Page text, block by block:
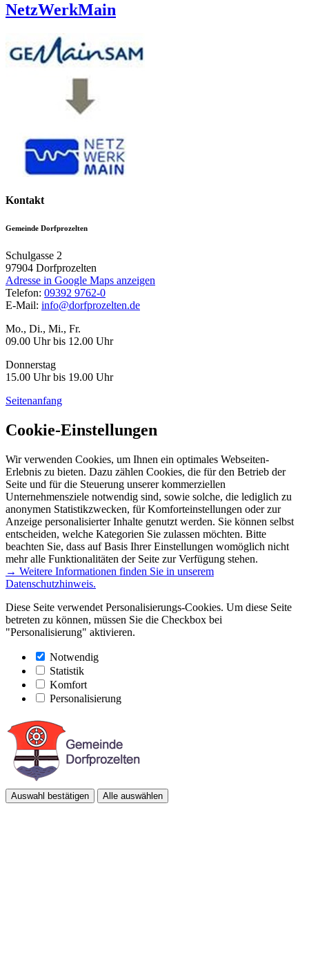
NetzWerkMain
Kontakt
Gemeinde Dorfprozelten
Schulgasse 2
97904 Dorfprozelten
Adresse in Google Maps anzeigen
Telefon: 09392 9762-0
E-Mail: info@dorfprozelten.de
Mo., Di., Mi., Fr.
09.00 Uhr bis 12.00 Uhr
Donnerstag
15.00 Uhr bis 19.00 Uhr
Seitenanfang
Cookie-Einstellungen
Wir verwenden Cookies, um Ihnen ein optimales Webseiten-
Erlebnis zu bieten. Dazu zählen Cookies, die für den Betrieb der
Seite und für die Steuerung unserer kommerziellen
Unternehmensziele notwendig sind, sowie solche, die lediglich zu
anonymen Statistikzwecken, für Komforteinstellungen oder zur
Anzeige personalisierter Inhalte genutzt werden. Sie können selbst
entscheiden, welche Kategorien Sie zulassen möchten. Bitte
beachten Sie, dass auf Basis Ihrer Einstellungen womöglich nicht
mehr alle Funktionalitäten der Seite zur Verfügung stehen.
→ Weitere Informationen finden Sie in unserem
Datenschutzhinweis.
Diese Seite verwendet Personalisierungs-Cookies. Um diese Seite
betreten zu können, müssen Sie die Checkbox bei
"Personalisierung" aktivieren.
Notwendig
Statistik
Komfort
Personalisierung
Auswahl bestätigen Alle auswählen